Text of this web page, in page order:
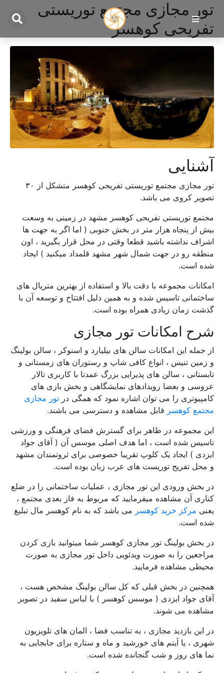
تور مجازی مجتمع توریستی
تفریحی کوهسر
آشنایی
تور مجازی مجتمع توریستی تفریحی کوهسر متشکل از ۳۰
تصویر کروی می باشد.
مجتمع توریستی تفریحی کوهسر مشهد در زمینی به وسعت
بیش از پنجاه هزار متر در بخش جنوبی ( اما اگر به جهت ها
اشراف نداشته باشید قطعا وقتی در محل قرار بگیرید ، اون
منطقه رو در جهت شمال شهر مشهد قلمداد میکنید ) ایجاد
شده است.
امکانات مجموعه با دقت بالا و استفاده از بهترین متریال های
ساختمانی تاسیس شده و به همین دلیل افتتاح و توسعه آن با
گذشت زمان زیادی همراه بوده است.
شرح امکانات تور مجازی
از جمله این امکانات سالن های بیلیارد و اسنوکر ، سالن بولینگ
و زمین تنیس ، انواع کافی شاپ و رستوران های زمستانی و
تابستانی ، سالن های پذیرایی بزرگ عمدتا با کاربری تالار
عروسی و بعضا رویدادهای نمایشگاهی و بخش بازی های
کامپیوتری را می توان اشاره نمود که همگی در تور مجازی
مجتمع کوهسر قابل مشاهده و دسترسی می باشند.
این مجموعه در ظاهر برای گسترش فضای فرهنگی و ورزشی
تاسیس شده است ، اما هدف اصلی موسس آن ( آقای جواد
ایزدی ) ایجاد یک کلوپ تقریبا خصوصی برای ثروتمندان مشهد
و محل تفریح توریست های عرب زبان بوده است.
در بخش ورودی این تور مجازی ، عملیات ساختمانی را در ضلع
کناری آن مشاهده میفرمایید که مربوط به فاز بعدی مجتمع ،
یعنی مرکز خرید کوهسر می باشد که به نام کوهسر مال تبلیغ
شده است.
در بخش بولینگ تور مجازی کوهسر شما میتوانید بازی کردن
مراجعین را به صورت ویدئویی داخل تور مجازی به صورت
محیطی مشاهده فرمایید.
همچنین در بخش قبلی که کل سالن بولینگ مشخص هست ،
آقای جواد ایزدی ( موسس کوهسر ) با لباس سفید در تصویر
مشاهده می شوند.
در این بازدید مجازی ، به تناسب فضا ، المان های تلویزیون
شهری ، یا آیتم های خورشید و ماه و ستاره برای جابجایی به
نما های روز و شب گنجانده شده است.